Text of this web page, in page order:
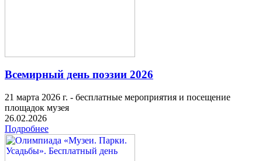
Всемирный день поэзии 2026
21 марта 2026 г. - бесплатные мероприятия и посещение
площадок музея
26.02.2026
Подробнее